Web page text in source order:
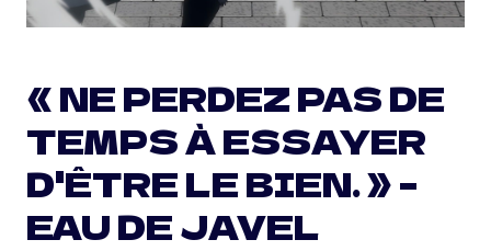
« NE PERDEZ PAS DE
TEMPS À ESSAYER
D'ÊTRE LE BIEN. » –
EAU DE JAVEL